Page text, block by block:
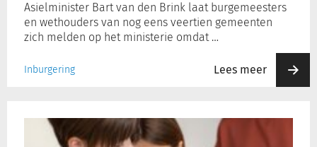
Asielminister Bart van den Brink laat burgemeesters
en wethouders van nog eens veertien gemeenten
zich melden op het ministerie omdat …
Inburgering Lees meer
Kuypers